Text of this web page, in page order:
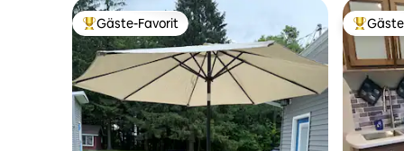
Beliebter Gäste-Favorit.
Gäste-Favorit